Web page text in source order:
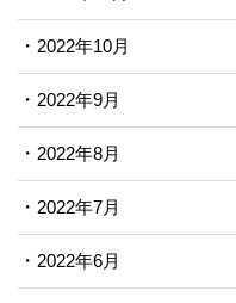
2022年10月
2022年9月
2022年8月
2022年7月
2022年6月